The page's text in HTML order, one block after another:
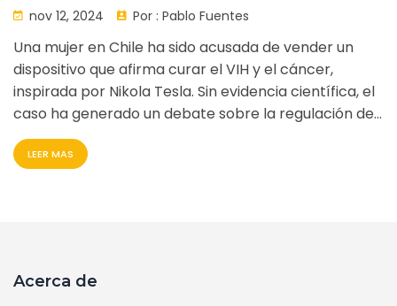
nov 12, 2024 Por : Pablo Fuentes
Una mujer en Chile ha sido acusada de vender un
dispositivo que afirma curar el VIH y el cáncer,
inspirada por Nikola Tesla. Sin evidencia científica, el
caso ha generado un debate sobre la regulación de
las terapias alternativas y la protección contra
afirmaciones de salud fraudulentas. Autoridades
LEER MAS
Acerca de